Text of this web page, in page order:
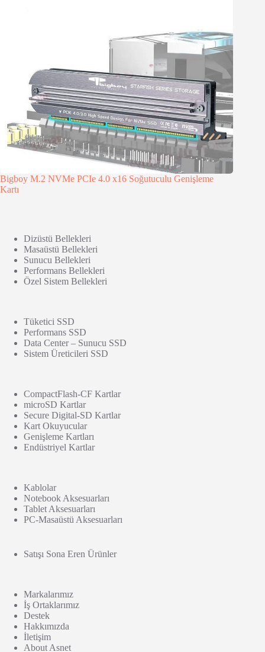
Bigboy M.2 NVMe PCIe 4.0 x16 Soğutuculu Genişleme
Kartı
Dizüstü Bellekleri
Masaüstü Bellekleri
Sunucu Bellekleri
Performans Bellekleri
Özel Sistem Bellekleri
Tüketici SSD
Performans SSD
Data Center – Sunucu SSD
Sistem Üreticileri SSD
CompactFlash-CF Kartlar
microSD Kartlar
Secure Digital-SD Kartlar
Kart Okuyucular
Genişleme Kartları
Endüstriyel Kartlar
Kablolar
Notebook Aksesuarları
Tablet Aksesuarları
PC-Masaüstü Aksesuarları
Satışı Sona Eren Ürünler
Markalarımız
İş Ortaklarımız
Destek
Hakkımızda
İletişim
About Asnet